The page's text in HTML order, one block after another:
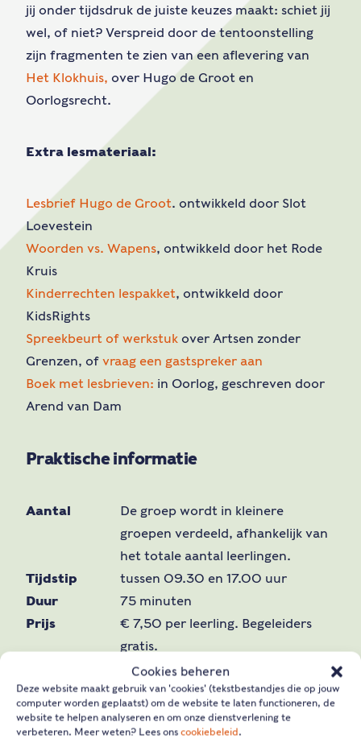
Cookies beheren
Deze website maakt gebruik van 'cookies' (tekstbestandjes die op jouw
computer worden geplaatst) om de website te laten functioneren, de
website te helpen analyseren en om onze dienstverlening te
verbeteren. Meer weten? Lees ons cookiebeleid.
jij onder tijdsdruk de juiste keuzes maakt: schiet jij
wel, of niet? Verspreid door de tentoonstelling
zijn fragmenten te zien van een aflevering van
Het Klokhuis, over Hugo de Groot en
Oorlogsrecht.
Extra lesmateriaal:
Lesbrief Hugo de Groot. ontwikkeld door Slot
Loevestein
Woorden vs. Wapens, ontwikkeld door het Rode
Kruis
Kinderrechten lespakket, ontwikkeld door
KidsRights
Spreekbeurt of werkstuk over Artsen zonder
Grenzen, of vraag een gastspreker aan
Boek met lesbrieven: in Oorlog, geschreven door
Arend van Dam
Praktische informatie
Aantal
De groep wordt in kleinere
groepen verdeeld, afhankelijk van
het totale aantal leerlingen.
Tijdstip
tussen 09.30 en 17.00 uur
Duur
75 minuten
Prijs
€ 7,50 per leerling. Begeleiders
gratis.
Nederlands, Burgerschap,
Geschiedenis